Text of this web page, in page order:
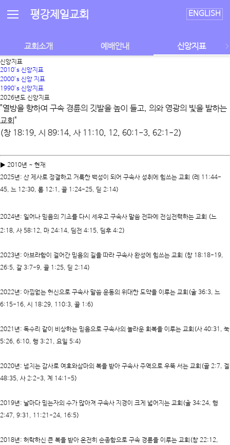
평강제일교회 ENGLISH
교회소개 예배안내 신앙지표
신앙지표
2010’s 신앙지표
2000’s 신앙 지표
1990’s 신앙지표
2026년도 신앙지표
"열방을 향하여 구속 경륜의 깃발을 높이 들고, 의와 영광의 빛을 발하는
교회 "
(창 18:19, 시 89:14, 사 11:10, 12, 60:1-3, 62:1-2)
▶ 2010년 ~ 현재
2025년: 산 제사로 정결하고 거룩한 백성이 되어 구속사 성취에 힘쓰는 교회 (레 11:44-
45, 느 12:30, 롬 12:1, 골 1:24-25, 딛 2:14)
2024년: 일어나 믿음의 기초를 다시 세우고 구속사 말씀 전파에 전심전력하는 교회 (느
2:18, 사 58:12, 마 24:14, 딤전 4:15, 딤후 4:2)
2023년: 아브라함이 걸어간 믿음의 길을 따라 구속사 완성에 힘쓰는 교회 (창 18:18-19,
26:5, 갈 3:7-9, 골 1:25, 딛 2:14)
2022년: 아낌없는 헌신으로 구속사 말씀 운동의 위대한 도약을 이루는 교회(출 36:3, 느
6:15-16, 시 18:29, 110:3, 골 1:6)
2021년: 독수리 같이 비상하는 믿음으로 구속사의 놀라운 회복을 이루는 교회(사 40:31, 눅
5:26, 6:10, 행 3:21, 요일 5:4)
2020년: 넘치는 감사로 여호와삼마의 복을 받아 구속사 주역으로 우뚝 서는 교회(골 2:7, 겔
48:35, 사 2:2-3, 계 14:1-5)
2019년: 날마다 믿는자의 수가 많아져 구속사 지경이 크게 넓어지는 교회(출 34:24, 행
2:47, 9:31, 11:21-24, 16:5)
2018년: 허락하신 큰 복을 받아 온전히 순종함으로 구속 경륜을 이루는 교회(창 22:12,